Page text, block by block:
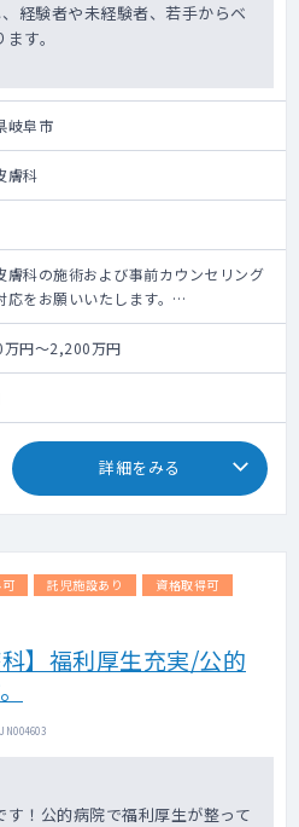
経験者や未経験者、若手からベ
す。
岐阜市
膚科
膚科の施術および事前カウンセリング
応をお願いいたします。
の先生でもしっかりとした指導体
修プログラムのご準備がございますの
してご応募ください。
円～2,200万円
詳細をみる
託児施設あり
資格取得可
】福利厚生充実/公的
！公的病院で福利厚生が整って